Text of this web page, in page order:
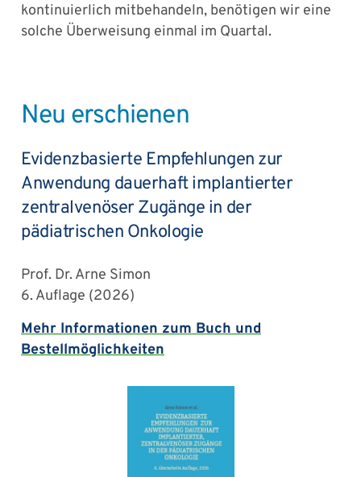
kontinuierlich mitbehandeln, benötigen wir eine
solche Überweisung einmal im Quartal.
Neu erschienen
Evidenzbasierte Empfehlungen zur
Anwendung dauerhaft implantierter
zentralvenöser Zugänge in der
pädiatrischen Onkologie
Prof. Dr. Arne Simon
6. Auflage (2026)
Mehr Informationen zum Buch und
Bestellmöglichkeiten